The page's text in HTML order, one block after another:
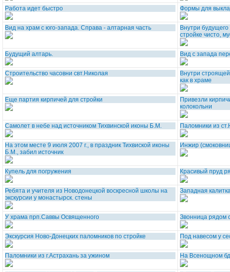
Работа идет быстро Формы для
Вид на храм с юго-запада. Справа - алтарная часть
Внутри
стройке чисто,
Будущий алтарь. Вид с запада
Строительство часовни свт.Николая
Внутри
как в храме
Еще партия кирпичей для стройки
Привезли
колокольни
Самолет в небе над источником Тихвинской иконы Б.М. Паломники из
На этом месте 9 июля 2007 г., в праздник Тихвиской иконы
Б.М., забил источник
Инжир
Купель для погружения Красивый пруд
Ребята и учителя из Новодонецкой воскресной школы на
экскурсии у монастырск. стены
Западная
У храма прп.Саввы Освященного Звонница рядом
Экскурсия Ново-Донецких паломников по стройке Под навесом у
Паломники из г.Астрахань за ужином На Всенощном